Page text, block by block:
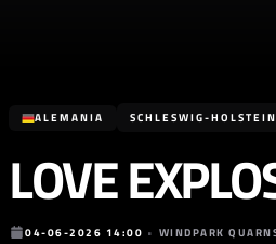
ALEMANIA SCHLESWIG-HOLSTEIN
LOVE
04-06-2026 14:00 • WINDPARK